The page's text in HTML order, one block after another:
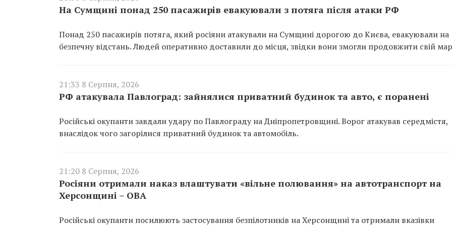
На Сумщині понад 250 пасажирів евакуювали з потяга після атаки РФ
Понад 250 пасажирів потяга, який росіяни атакували на Сумщині дорогою до Києва, евакуювали на
безпечну відстань. Людей оперативно доставили до місця, звідки вони змогли продовжити свій
21:33 8 Серпня, 2026
РФ атакувала Павлоград: зайнялися приватний будинок та авто, є поранені
Російські окупанти завдали удару по Павлограду на Дніпропетровщині. Ворог атакував середмістя,
внаслідок чого загорілися приватний будинок та автомобіль.
21:20 8 Серпня, 2026
Росіяни отримали наказ влаштувати «вільне полювання» на автотранспорт на
Херсонщині – ОВА
Російські окупанти посилюють застосування безпілотників на Херсонщині та отримали вказівки